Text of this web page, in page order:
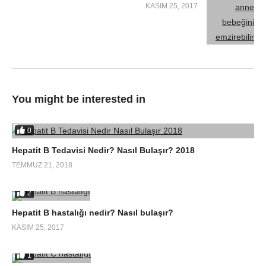
ile karaciğer
KASIM 25, 2017
You might be interested in
0
Hepatit B Tedavisi Nedir? Nasıl Bulaşır? 2018
TEMMUZ 21, 2018
2
Hepatit B hastalığı nedir? Nasıl bulaşır?
KASIM 25, 2017
1